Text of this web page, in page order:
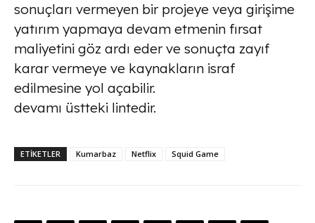
sonuçları vermeyen bir projeye veya girişime
yatırım yapmaya devam etmenin fırsat
maliyetini göz ardı eder ve sonuçta zayıf
karar vermeye ve kaynakların israf
edilmesine yol açabilir.
devamı üstteki lintedir.
ETİKETLER Kumarbaz Netflix Squid Game